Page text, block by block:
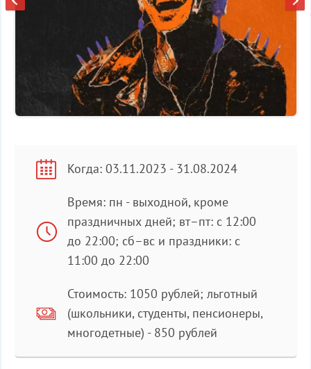
Когда: 03.11.2023 - 31.08.2024
Время: пн - выходной, кроме
праздничных дней; вт–пт: с 12:00
до 22:00; сб–вс и праздники: с
11:00 до 22:00
Стоимость: 1050 рублей; льготный
(школьники, студенты, пенсионеры,
многодетные) - 850 рублей